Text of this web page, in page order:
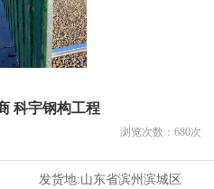
科宇钢构工程
浏览次数： 680次
发货地:山东省滨州滨城区